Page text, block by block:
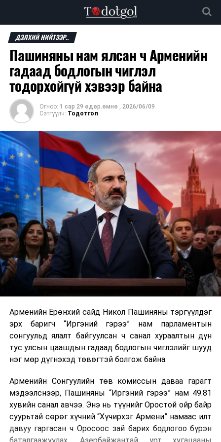
ДЭЛХИЙ НИЙТЭЭР..
Пашиняны нам ялсан ч Арменийн
гадаад бодлогын чиглэл
тодорхойгүй хэвээр байна
Огноо: 1 сар 29 өдөр.өмнө , 2026/06/09
Сэтгүүлч: Тодотгол
Арменийн Ерөнхий сайд Никол Пашиняны тэргүүлдэг
эрх баригч “Иргэний гэрээ” нам парламентын
сонгуульд ялалт байгуулсан ч санал хураалтын дүн
тус улсын цаашдын гадаад бодлогын чиглэлийг шууд
нэг мөр дүгнэхэд төвөгтэй болгож байна.
Арменийн Сонгуулийн төв комиссын даваа гарагт
мэдээлснээр, Пашиняны “Иргэний гэрээ” нам 49.81
хувийн санал авчээ. Энэ нь түүнийг Оростой ойр байр
суурьтай сөрөг хүчний “Хүчирхэг Армени” намаас илт
давуу гаргасан ч Оросоос зай барих бодлогоо бүрэн